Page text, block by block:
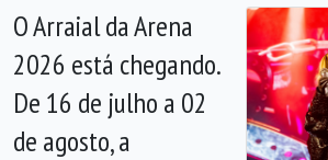
O Arraial da Arena
2026 está chegando.
De 16 de julho a 02
de agosto, a